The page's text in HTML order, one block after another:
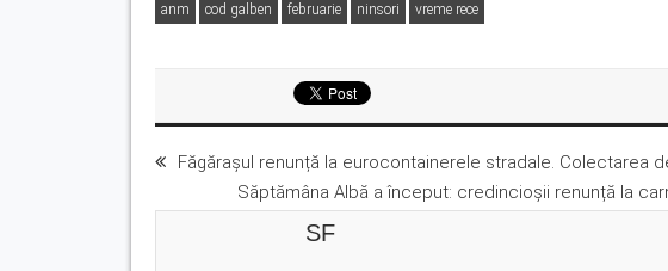
anm cod galben februarie ninsori vreme rece
Făgărașul renunță la eurocontainerele stradale. Colectarea
Săptămâna Albă a început: credincioșii renunță la
SF